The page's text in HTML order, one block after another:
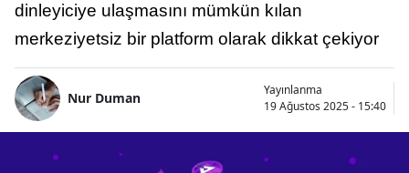
dinleyiciye ulaşmasını mümkün kılan
merkeziyetsiz bir platform olarak dikkat çekiyor
Nur Duman
Yayınlanma
19 Ağustos 2025 - 15:40